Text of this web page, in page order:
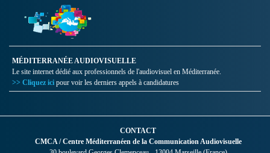
MÉDITERRANÉE AUDIOVISUELLE
Le site internet dédié aux professionnels de l'audiovisuel en Méditerranée.
>> Cliquez ici pour voir les derniers appels à candidatures
CONTACT
CMCA / Centre Méditerranéen de la Communication Audiovisuelle